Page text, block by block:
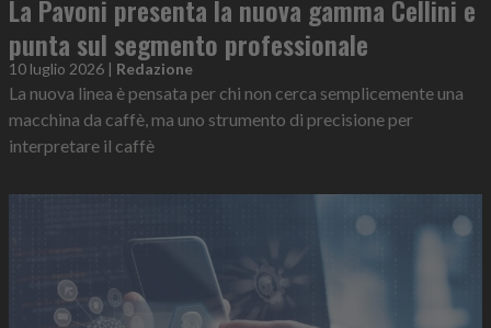
La Pavoni presenta la nuova gamma Cellini e
punta sul segmento professionale
10 luglio 2026 | Redazione
La nuova linea è pensata per chi non cerca semplicemente una
macchina da caffè, ma uno strumento di precisione per
interpretare il caffè